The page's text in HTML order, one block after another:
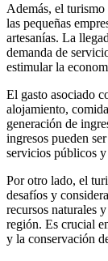
Además, el
las pequeñas
artesanías. La
demanda de
estimular la
El gasto asociado
alojamiento,
generación de
ingresos pueden
servicios públicos
Por otro lado, el
desafíos y
recursos naturales
región. Es crucial
y la conservación